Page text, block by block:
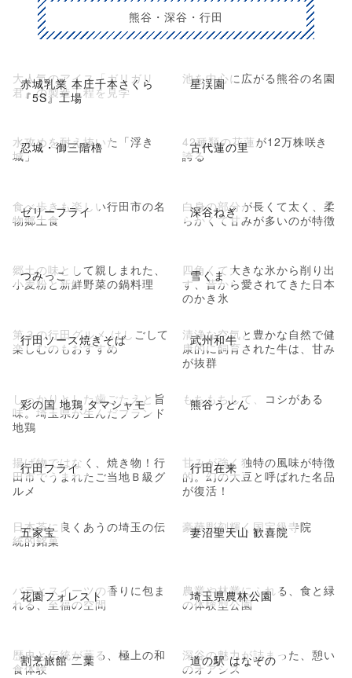
熊谷・深谷・行田
赤城乳業 本庄千本さくら
『5S』工場
大人気のアイス「ガリガリ
君」の製造工程を見学
星渓園
池を中心に広がる熊谷の名園
忍城・御三階櫓
水攻めを耐え抜いた「浮き
城」
古代蓮の里
42種類の花蓮が12万株咲き
誇る
ゼリーフライ
食べ歩きも楽しい行田市の名
物郷土食
深谷ねぎ
白身の部分が長くて太く、柔
らかくて甘みが多いのが特徴
つみっこ
郷土の味として親しまれた、
小麦粉と新鮮野菜の鍋料理
雪くま
四角くて大きな氷から削り出
す、昔から愛されてきた日本
のかき氷
行田ソース焼きそば
第３の行田グルメ はしごして
楽しむのもおすすめ
武州和牛
清浄な空気と豊かな自然で健
康的に飼育された牛は、甘み
が抜群
彩の国 地鶏 タマシャモ
しっかりとした歯ごたえと旨
味。埼玉県が生んだブランド
地鶏
熊谷うどん
もちもちして、コシがある
行田フライ
揚げ物ではなく、焼き物！行
田市でうまれたご当地Ｂ級グ
ルメ
行田在来
甘みが強く独特の風味が特徴
的。幻の大豆と呼ばれた名品
が復活！
五家宝
日本茶に良くあうの埼玉の伝
統的銘菓
妻沼聖天山 歓喜院
豪華彫刻輝く国宝級寺院
花園フォレスト
バラとスイーツの香りに包ま
れる、至福の空間
埼玉県農林公園
農業や林業にふれる、食と緑
の体験型公園
割烹旅館 二葉
歴史と伝統が薫る、極上の和
食体験
道の駅 はなぞの
深谷の魅力が詰まった、憩い
のオアシス